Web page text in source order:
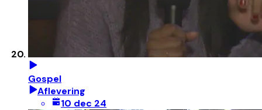
Gospel
Aflevering
10 dec 24